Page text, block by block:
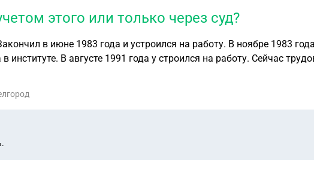
этого или только через суд?
институте. В августе 1991 года у строился на работу. Сейчас
1993 г) должны включать в общий трудовой стаж. Т.е.